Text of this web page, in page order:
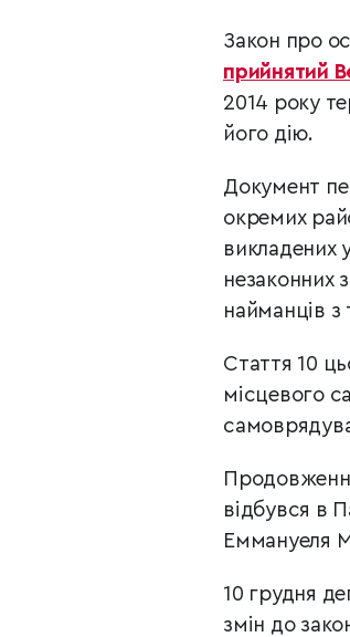
Закон про
прийнятий
2014 року
його дію.
Документ
окремих
викладених
незаконних
найманців з
Стаття 10
місцевого
відбувся в
Еммануеля
10 грудня
змін до